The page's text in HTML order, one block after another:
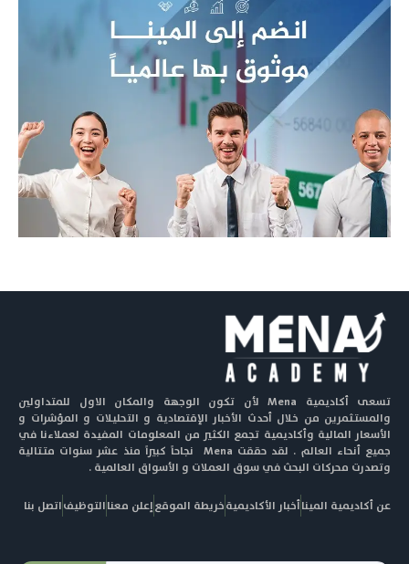
تسعى أكاديمية Mena لأن تكون الوجهة والمكان الاول للمتداولين
والمستثمرين من خلال أحدث الأخبار الإقتصادية و التحليلات و المؤشرات و
الأسعار المالية وأكاديمية تجمع الكثير من المعلومات المفيدة لعملاءنا في
جميع أنحاء العالم . لقد حققت Mena نجاحاً كبيراً منذ عشر سنوات متتالية
وتصدرت محركات البحث في سوق العملات و الأسواق العالمية .
عن أكاديمية الميناأخبار الأكاديميةخريطة الموقعإعلن معناالتوظيفاتصل بنا